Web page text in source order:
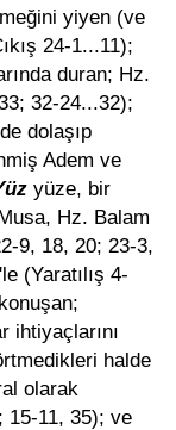
yiyen (ve
24-1...11);
duran; Hz.
32-24...32);
dolaşıp
Adem ve
yüze, bir
Hz. Balam
9, 18, 20; 23-3,
(Yaratılış 4-
ihtiyaçlarını
halde
olarak
15-11, 35); ve